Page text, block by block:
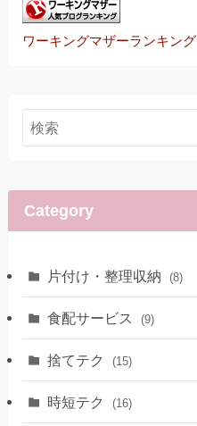
ワーキングマザーランキング
Category
片付け・整理収納 (8)
食配サービス (9)
捨てテク (15)
時短テク (16)